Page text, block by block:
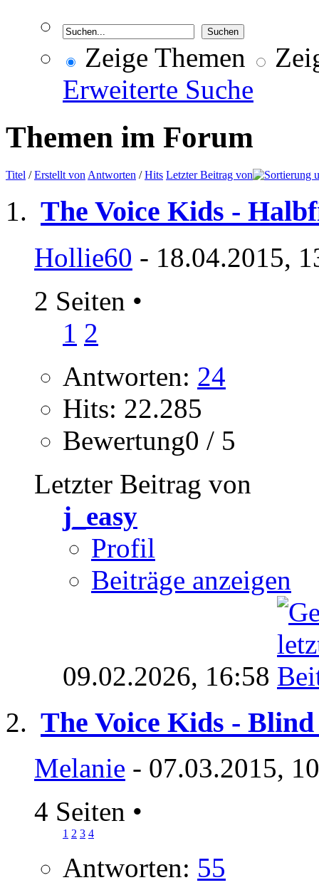
Zeige Themen
Erweiterte Suche
Themen im Forum
Titel /Erstellt von Antworten /Hits Letzter Beitrag von
The Voice Kids -
Hollie60 - 18.04.2015,
2 Seiten •
1 2
Antworten: 24
Hits: 22.285
Bewertung0 / 5
Letzter Beitrag von
j_easy
Profil
Beiträge anzeigen
09.02.2026, 16:58
The Voice Kids -
Melanie - 07.03.2015,
4 Seiten •
1 2 3 4
Antworten: 55